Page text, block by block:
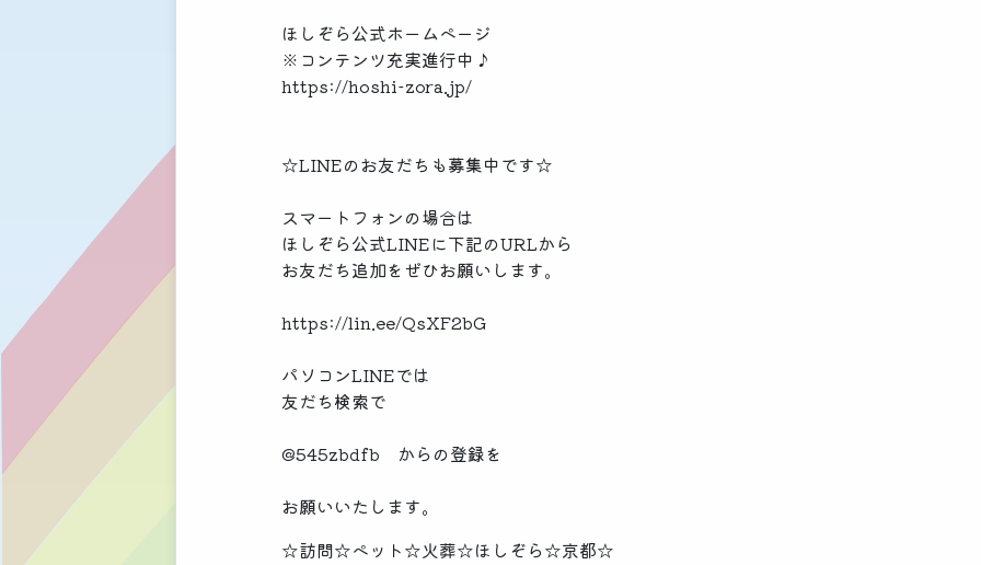
ほしぞら公式ホームページ
※コンテンツ充実進行中♪
https://hoshi-zora.jp/
☆LINEのお友だちも募集中です☆
スマートフォンの場合は
ほしぞら公式LINEに下記のURLから
お友だち追加をぜひお願いします。
https://lin.ee/QsXF2bG
パソコンLINEでは
友だち検索で
@545zbdfb からの登録を
お願いいたします。
☆訪問☆ペット☆火葬☆ほしぞら☆京都☆